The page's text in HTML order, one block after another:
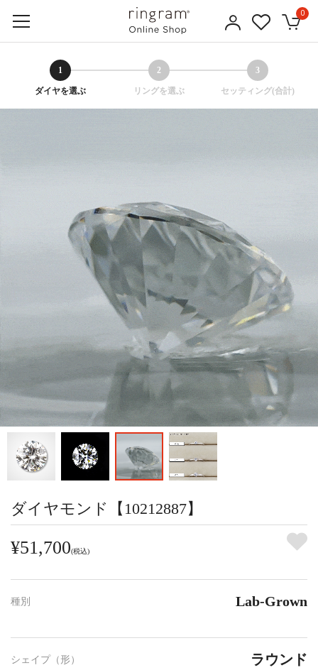
0
1
ダイヤを選ぶ
2
リングを選ぶ
3
セッティング(合計)
ダイヤモンド【10212887】
¥51,700(税込)
種別 Lab-Grown
シェイプ（形） ラウンド